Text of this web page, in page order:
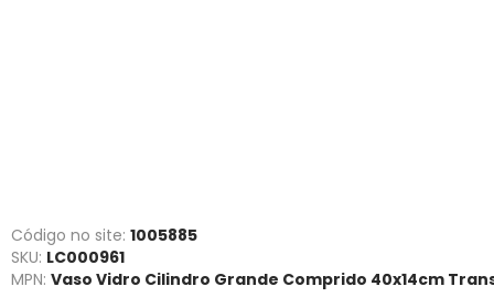
Código no site: 1005885
SKU: LC000961
MPN: Vaso Vidro Cilindro Grande Comprido 40x14cm